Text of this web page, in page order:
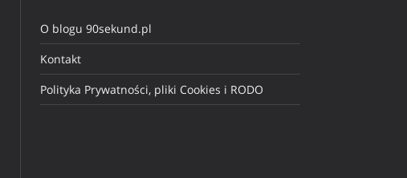
O blogu 90sekund.pl
Kontakt
Polityka Prywatności, pliki Cookies i RODO